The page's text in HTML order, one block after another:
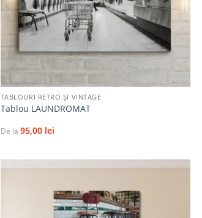
TABLOURI RETRO ȘI VINTAGE
Tablou LAUNDROMAT
De la 95,00 lei